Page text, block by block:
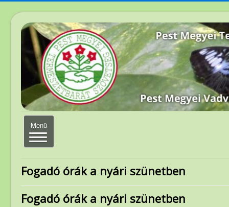
Navigáció
váltása
Menü
Elérhetőség
Magunkról
Elnökség
Fogadó órák a nyári szünetben
Fogadó órák a nyári szünetben